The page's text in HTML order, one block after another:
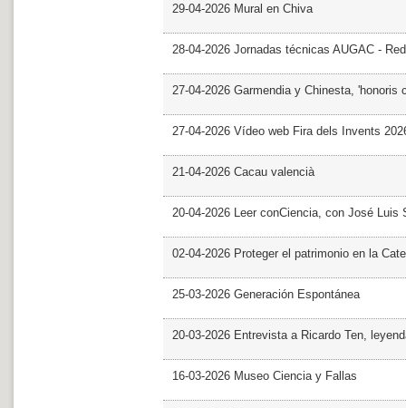
29-04-2026 Mural en Chiva
28-04-2026 Jornadas técnicas AUGAC -
27-04-2026 Garmendia y Chinesta, 'honoris
27-04-2026 Vídeo web Fira dels Invents
21-04-2026 Cacau valencià
20-04-2026 Leer conCiencia, con José Luis
02-04-2026 Proteger el patrimonio en la
25-03-2026 Generación Espontánea
20-03-2026 Entrevista a Ricardo Ten,
16-03-2026 Museo Ciencia y Fallas